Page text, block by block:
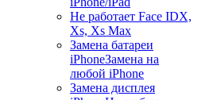
Не работает Face IDX,
Xs, Xs Max
Замена батареи
iPhoneЗамена на
любой iPhone
Замена дисплея